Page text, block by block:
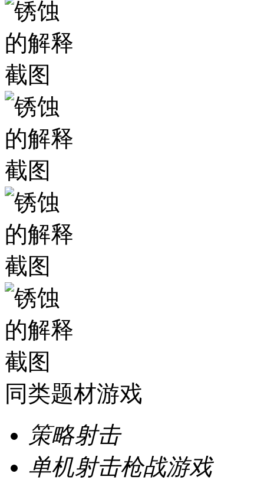
同类题材游戏
策略射击
单机射击枪战游戏